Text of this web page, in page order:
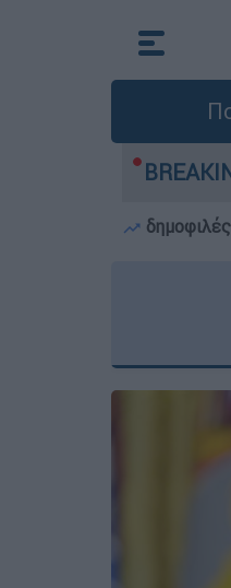
Πόρτο Γερμανό